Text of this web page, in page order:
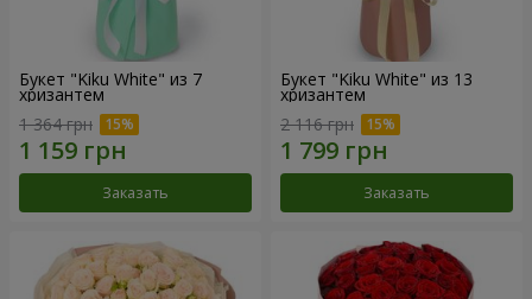
Букет "Kiku White" из 7
хризантем
1 364 грн
Заказать
Букет "Kiku White" из 13
хризантем
2 116 грн
Заказать